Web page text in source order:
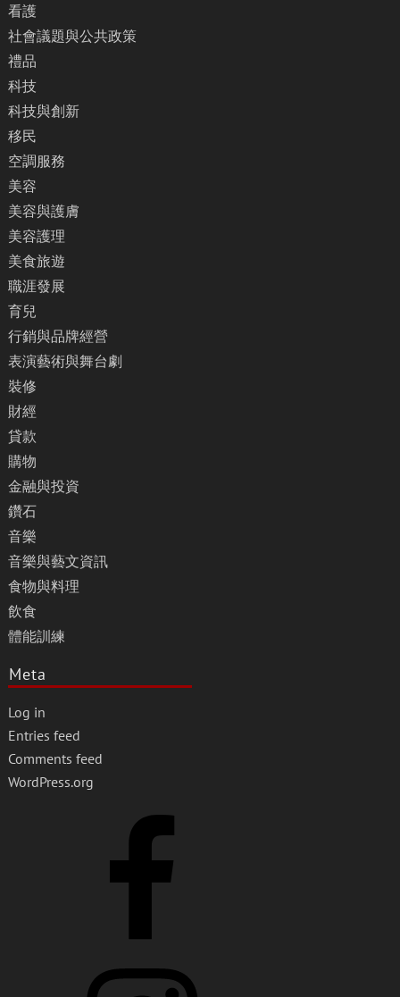
看護
社會議題與公共政策
禮品
科技
科技與創新
移民
空調服務
美容
美容與護膚
美容護理
美食旅遊
職涯發展
育兒
行銷與品牌經營
表演藝術與舞台劇
裝修
財經
貸款
購物
金融與投資
鑽石
音樂
音樂與藝文資訊
食物與料理
飲食
體能訓練
Meta
Log in
Entries feed
Comments feed
WordPress.org